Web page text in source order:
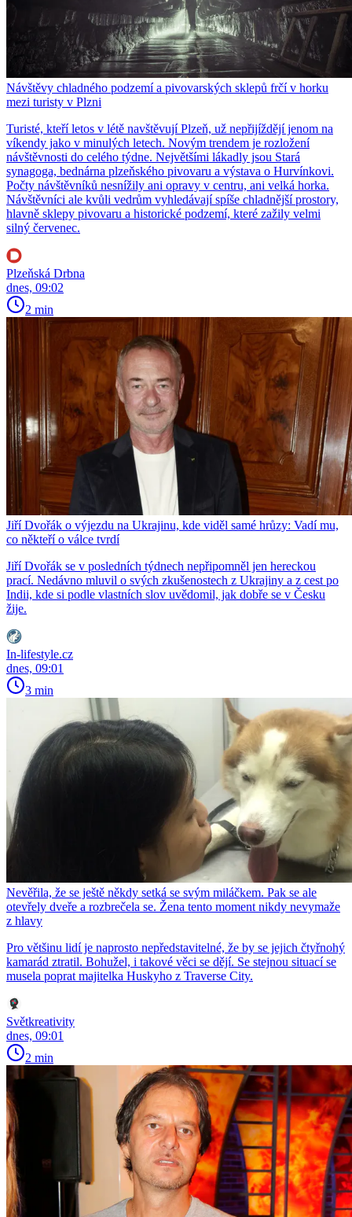
Návštěvy chladného podzemí a pivovarských sklepů frčí v horku
mezi turisty v Plzni
Turisté, kteří letos v létě navštěvují Plzeň, už nepřijíždějí jenom na
víkendy jako v minulých letech. Novým trendem je rozložení
návštěvnosti do celého týdne. Největšími lákadly jsou Stará
synagoga, bednárna plzeňského pivovaru a výstava o Hurvínkovi.
Počty návštěvníků nesnížily ani opravy v centru, ani velká horka.
Návštěvníci ale kvůli vedrům vyhledávají spíše chladnější prostory,
hlavně sklepy pivovaru a historické podzemí, které zažily velmi
silný červenec.
Plzeňská Drbna
dnes, 09:02
2 min
Jiří Dvořák o výjezdu na Ukrajinu, kde viděl samé hrůzy: Vadí mu,
co někteří o válce tvrdí
Jiří Dvořák se v posledních týdnech nepřipomněl jen hereckou
prací. Nedávno mluvil o svých zkušenostech z Ukrajiny a z cest po
Indii, kde si podle vlastních slov uvědomil, jak dobře se v Česku
žije.
In-lifestyle.cz
dnes, 09:01
3 min
Nevěřila, že se ještě někdy setká se svým miláčkem. Pak se ale
otevřely dveře a rozbrečela se. Žena tento moment nikdy nevymaže
z hlavy
Pro většinu lidí je naprosto nepředstavitelné, že by se jejich čtyřnohý
kamarád ztratil. Bohužel, i takové věci se dějí. Se stejnou situací se
musela poprat majitelka Huskyho z Traverse City.
Světkreativity
dnes, 09:01
2 min